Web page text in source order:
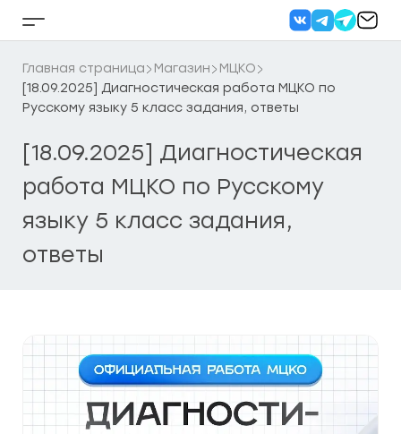
Кнопка
бокового
меню
Главная страница Магазин
МЦКО
[18.09.2025] Диагностическая работа МЦКО по
Русскому языку 5 класс задания, ответы
[18.09.2025] Диагностическая
работа МЦКО по Русскому
языку 5 класс задания,
ответы